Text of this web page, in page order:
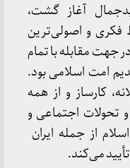
آغاز گشت،
فکری و اصولی‌ترین
مقابله با تمام
امت اسلامی بود.
کارساز و از همه
تحولات اجتماعی و
از جمله ایران
می‌کند.